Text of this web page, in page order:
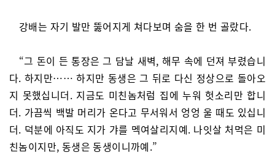
강배는 자기 발만 뚫어지게 쳐다보며 숨을 한 번 골랐다.
“그 돈이 든 통장은 그 담날 새벽, 해무 속에 던져 부렸습니
다. 하지만…… 하지만 동생은 그 뒤로 다신 정상으로 돌아오
지 못했십니더. 지금도 미친놈처럼 집에 누워 헛소리만 합니
더. 가끔씩 백발 머리가 온다고 무서워서 엉엉 울 때도 있십니
더. 덕분에 아직도 지가 갸를 멕여살리지예. 나잇살 처먹은 미
친놈이지만, 동생은 동생이니까예.”